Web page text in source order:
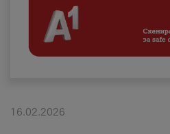
Поддршка
Надополни кредит
Плати сметка
#ПодобарОнлајн
16.02.2026